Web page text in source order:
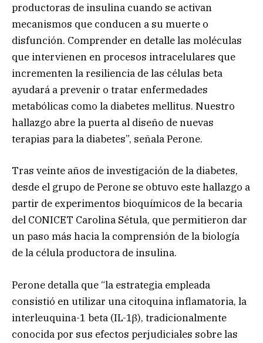
productoras de insulina cuando se activan
mecanismos que conducen a su muerte o
disfunción. Comprender en detalle las moléculas
que intervienen en procesos intracelulares que
incrementen la resiliencia de las células beta
ayudará a prevenir o tratar enfermedades
metabólicas como la diabetes mellitus. Nuestro
hallazgo abre la puerta al diseño de nuevas
terapias para la diabetes”, señala Perone.
Tras veinte años de investigación de la diabetes,
desde el grupo de Perone se obtuvo este hallazgo a
partir de experimentos bioquímicos de la becaria
del CONICET Carolina Sétula, que permitieron dar
un paso más hacia la comprensión de la biología
de la célula productora de insulina.
Perone detalla que “la estrategia empleada
consistió en utilizar una citoquina inflamatoria, la
interleuquina-1 beta (IL-1β), tradicionalmente
conocida por sus efectos perjudiciales sobre las